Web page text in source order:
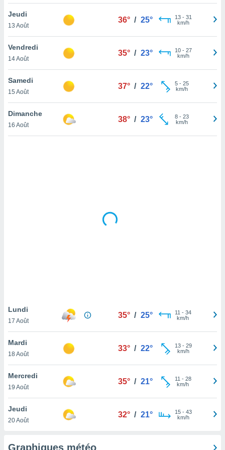
votre
à
en
le
notre
que
et que
Jeudi
13 Août
36° / 25° 13- 31
km/h
Vendredi
14 Août
35° / 23° 10- 27
km/h
Samedi
15 Août
37° / 22° 5- 25
km/h
Dimanche
16 Août
38° / 23° 8- 23
km/h
Lundi
17 Août
35° / 25° 11 - 34
km/h
Mardi
18 Août
33° / 22° 13- 29
km/h
Mercredi
19 Août
35° / 21° 11 - 28
km/h
Jeudi
20 Août
32° / 21° 15- 43
km/h
Graphiques météo